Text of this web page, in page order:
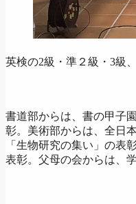
英検の2級・準２級・3級
書道部からは、書の甲子
彰。美術部からは、全日
「生物研究の集い」の表
表彰。父母の会からは、